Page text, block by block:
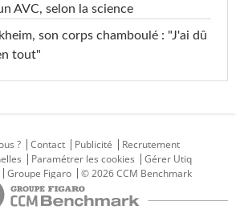
AVC, selon la science
son corps chamboulé : "J'ai dû
tout"
?
Contact Publicité
Recrutement
Paramétrer les cookies
Gérer Utiq
Groupe Figaro © 2026 CCM Benchmark